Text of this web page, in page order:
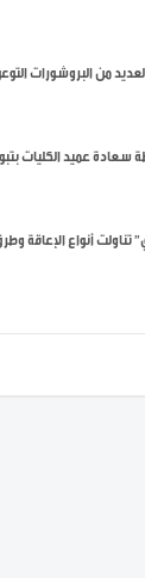
من البروشورات
سعادة عميد الكليات
تناولت أنواع الإعاقة